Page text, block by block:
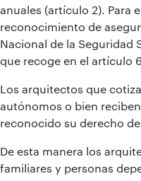
anuales (artículo 2). Para
reconocimiento de
Nacional de la Seguridad
que recoge en el artículo
Los arquitectos que
autónomos o bien
reconocido su derecho
De esta manera los
familiares y personas